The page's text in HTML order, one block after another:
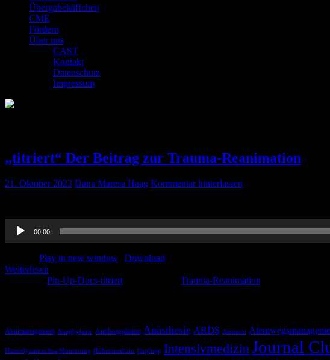
Übergabekäffchen
CME
Fördern
Über uns
CAST
Kontakt
Datenschutz
Impressum
„titriert“ Der Beitrag zur Trauma-Reanimation
21. Oktober 2023 Dana Maresa Haag Kommentar hinterlassen
Audio-
Player
00:00
Play in new window
Download
Weiterlesen
Pin-Up-Docs-titriert Trauma-Reanimation
Akutmanagement Anaphylaxie Antikoagulation Anästhesie ARDS Atemnot
Hämodynamisches Monitoring Höhenmedizin Impfung IntensivmedizinJournal